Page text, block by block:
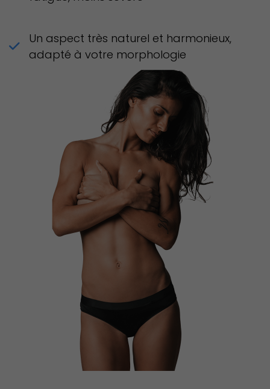
Un aspect très naturel et harmonieux,
adapté à votre morphologie